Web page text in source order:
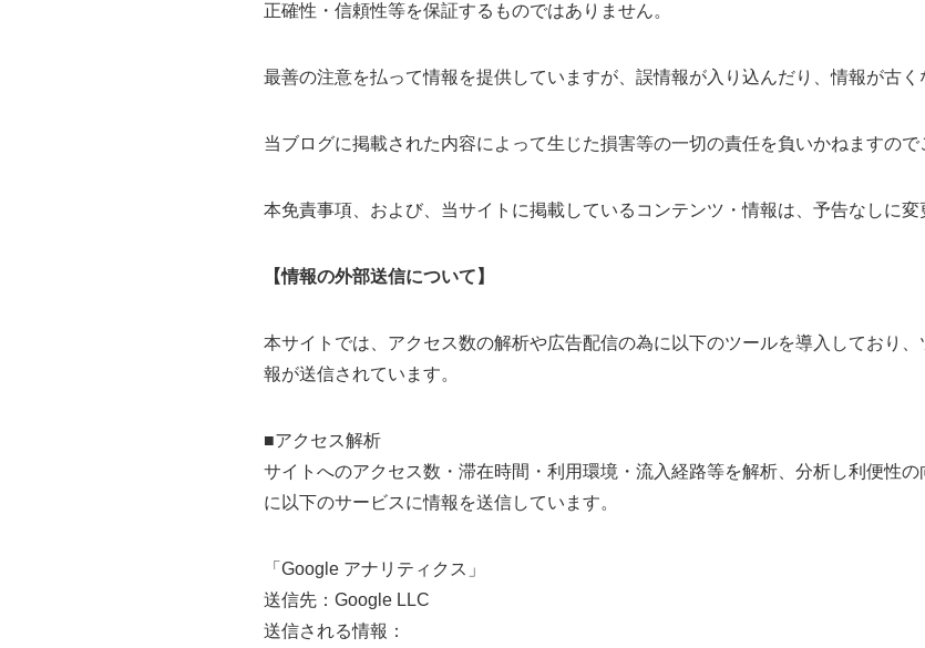
正確性・信頼性等を保証するものではありません。
最善の注意を払って情報を提供していますが、誤情報が入り込んだり、情報が古く
当ブログに掲載された内容によって生じた損害等の一切の責任を負いかねますので
本免責事項、および、当サイトに掲載しているコンテンツ・情報は、予告なしに変
【情報の外部送信について】
本サイトでは、アクセス数の解析や広告配信の為に以下のツールを導入しており
報が送信されています。
■アクセス解析
サイトへのアクセス数・滞在時間・利用環境・流入経路等を解析、分析し利便性
に以下のサービスに情報を送信しています。
「Google アナリティクス」
送信先：Google LLC
送信される情報：